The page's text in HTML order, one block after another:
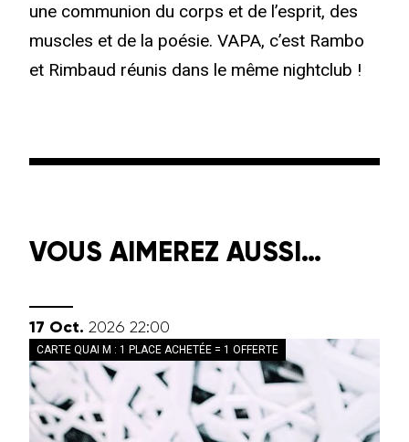
une communion du corps et de l’esprit, des
muscles et de la poésie. VAPA, c’est Rambo
et Rimbaud réunis dans le même nightclub !
VOUS AIMEREZ AUSSI…
17 octobre
Oct. 2026 22:00
CARTE QUAI M : 1 PLACE ACHETÉE = 1 OFFERTE